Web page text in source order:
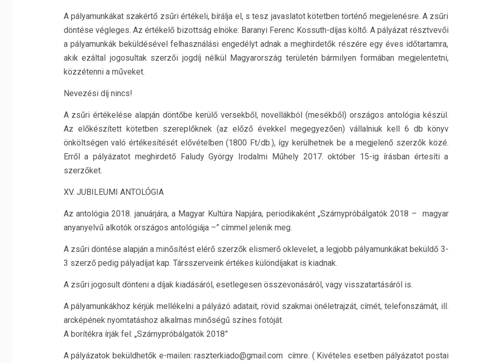
A pályamunkákat szakértő zsűri értékeli, bírálja el, s tesz javaslatot kötetben történő megjelenésre. A zsűri
döntése végleges. Az értékelő bizottság elnöke: Baranyi Ferenc Kossuth-díjas költő. A pályázat résztvevői
a pályamunkák beküldésével felhasználási engedélyt adnak a meghirdetők részére egy éves időtartamra,
akik ezáltal jogosultak szerzői jogdíj nélkül Magyarország területén bármilyen formában megjelentetni,
közzétenni a műveket.
Nevezési díj nincs!
A zsűri értékelése alapján döntőbe kerülő versekből, novellákból (mesékből) országos antológia készül.
Az előkészített kötetben szereplőknek (az előző évekkel megegyezően) vállalniuk kell 6 db könyv
önköltségen való értékesítését elővételben (1800 Ft/db.), így kerülhetnek be a megjelenő szerzők közé.
Erről a pályázatot meghirdető Faludy György Irodalmi Műhely 2017. október 15-ig írásban értesíti a
szerzőket.
XV. JUBILEUMI ANTOLÓGIA
Az antológia 2018. januárjára, a Magyar Kultúra Napjára, periodikaként „Szárnypróbálgatók 2018 – magyar
anyanyelvű alkotók országos antológiája –” címmel jelenik meg.
A zsűri döntése alapján a minősítést elérő szerzők elismerő oklevelet, a legjobb pályamunkákat beküldő 3-
3 szerző pedig pályadíjat kap. Társszerveink értékes különdíjakat is kiadnak.
A zsűri jogosult dönteni a díjak kiadásáról, esetlegesen összevonásáról, vagy visszatartásáról is.
A pályamunkákhoz kérjük mellékelni a pályázó adatait, rövid szakmai önéletrajzát, címét, telefonszámát, ill.
arcképének nyomtatáshoz alkalmas minőségű színes fotóját.
A borítékra írják fel: „Szárnypróbálgatók 2018”
A pályázatok beküldhetők e-mailen: raszterkiado@gmail.com címre. ( Kivételes esetben pályázatot postai